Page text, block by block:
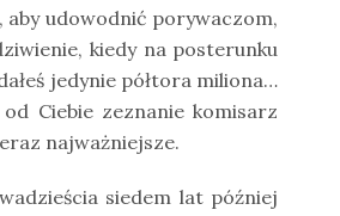
aby udowodnić porywaczom,
kiedy na posterunku
jedynie półtora miliona…
Ciebie zeznanie komisarz
najważniejsze.
siedem lat później